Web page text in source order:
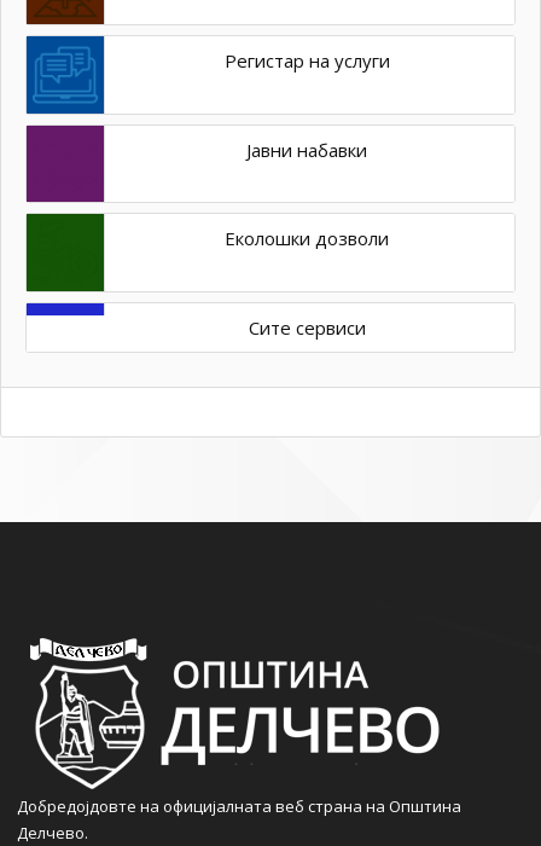
Регистар на услуги
Јавни набавки
Еколошки дозволи
Сите сервиси
Добредојдовте на официјалната веб страна на Општина
Делчево.